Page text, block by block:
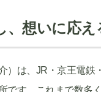
、想いに応え
）は、JR・京王電鉄
です。これまで数多